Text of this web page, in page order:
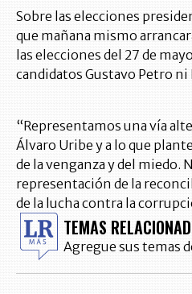
Sobre las elecciones
que mañana mismo
las elecciones del 27 de
candidatos Gustavo Petro ni
“Representamos una vía
Álvaro Uribe y a lo que
de la venganza y del miedo.
representación de la
de la lucha contra la
TEMAS
Agregue sus temas